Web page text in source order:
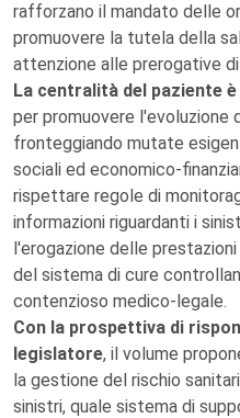
rafforzano il mandato delle
promuovere la tutela della
attenzione alle prerogative
La centralità del paziente
per promuovere l'evoluzione
fronteggiando mutate
sociali ed economico-
rispettare regole di
informazioni riguardanti i
l'erogazione delle
del sistema di cure
contenzioso medico-legale.
Con la prospettiva di
legislatore, il volume
la gestione del rischio
sinistri, quale sistema di